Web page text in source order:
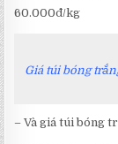
60.000đ/kg
Giá túi bóng
– Và giá túi bóng